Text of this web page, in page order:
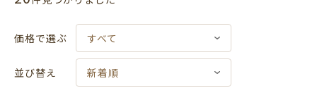
価格で選ぶ すべて
並び替え 新着順